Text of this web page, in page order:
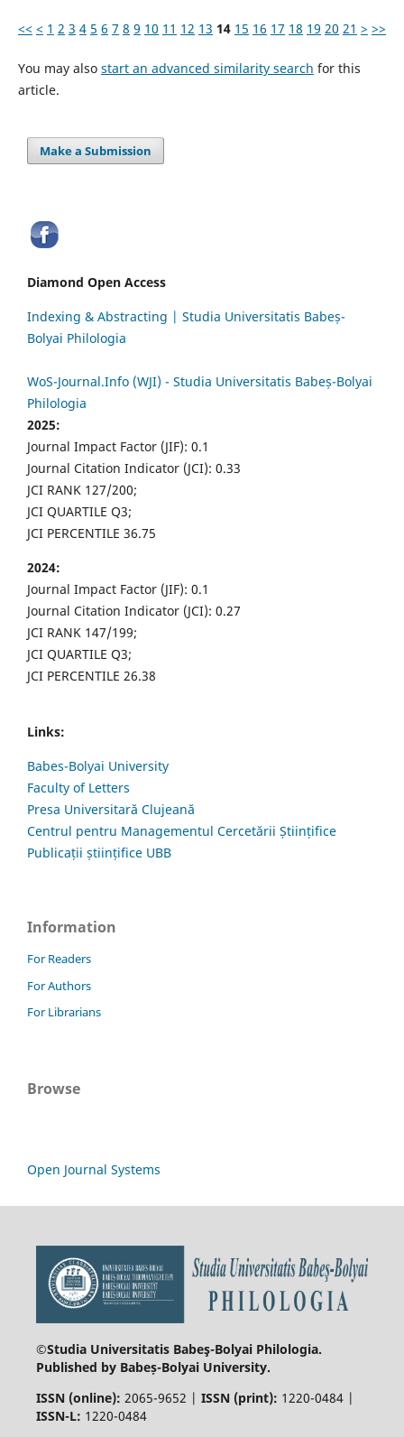
<< < 1 2 3 4 5 6 7 8 9 10 11 12 13 14 15 16 17 18 19 20 21 > >>
You may also start an advanced similarity search for this
article.
Make a Submission
Diamond Open Access
Indexing & Abstracting | Studia Universitatis Babeș-
Bolyai Philologia
WoS-Journal.Info (WJI) - Studia Universitatis Babeș-Bolyai
Philologia
2025:
Journal Impact Factor (JIF): 0.1
Journal Citation Indicator (JCI): 0.33
JCI RANK 127/200;
JCI QUARTILE Q3;
JCI PERCENTILE 36.75
2024:
Journal Impact Factor (JIF): 0.1
Journal Citation Indicator (JCI): 0.27
JCI RANK 147/199;
JCI QUARTILE Q3;
JCI PERCENTILE 26.38
Links:
Babes-Bolyai University
Faculty of Letters
Presa Universitară Clujeană
Centrul pentru Managementul Cercetării Științifice
Publicații științifice UBB
Information
For Readers
For Authors
For Librarians
Browse
Open Journal Systems
©Studia Universitatis Babeş-Bolyai Philologia.
Published by Babeș-Bolyai University.
ISSN (online): 2065-9652 | ISSN (print): 1220-0484 |
ISSN-L: 1220-0484